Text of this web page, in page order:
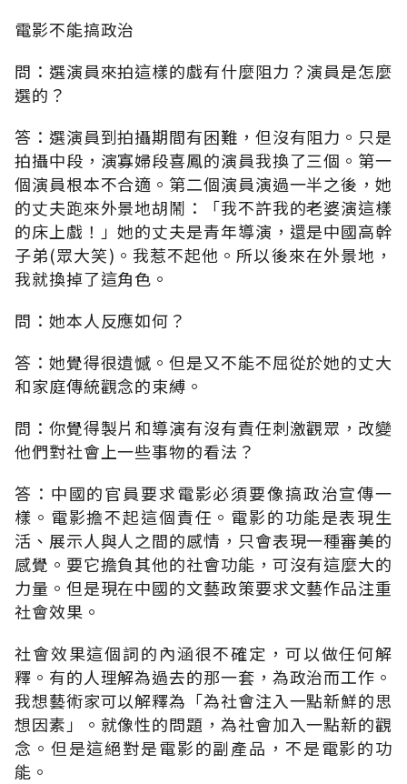
電影不能搞政治
問：選演員來拍這樣的戲有什麼阻力？演員是怎麼
選的？
答：選演員到拍攝期間有困難，但沒有阻力。只是
拍攝中段，演寡婦段喜鳳的演員我換了三個。第一
個演員根本不合適。第二個演員演過一半之後，她
的丈夫跑來外景地胡鬧：「我不許我的老婆演這樣
的床上戲！」她的丈夫是青年導演，還是中國高幹
子弟(眾大笑)。我惹不起他。所以後來在外景地，
我就換掉了這角色。
問：她本人反應如何？
答：她覺得很遺憾。但是又不能不屈從於她的丈大
和家庭傳統觀念的束縛。
問：你覺得製片和導演有沒有責任刺激觀眾，改變
他們對社會上一些事物的看法？
答：中國的官員要求電影必須要像搞政治宣傳一
樣。電影擔不起這個責任。電影的功能是表現生
活、展示人與人之間的感情，只會表現一種審美的
感覺。要它擔負其他的社會功能，可沒有這麼大的
力量。但是現在中國的文藝政策要求文藝作品注重
社會效果。
社會效果這個詞的內涵很不確定，可以做任何解
釋。有的人理解為過去的那一套，為政治而工作。
我想藝術家可以解釋為「為社會注入一點新鮮的思
想因素」。就像性的問題，為社會加入一點新的觀
念。但是這絕對是電影的副產品，不是電影的功
能。